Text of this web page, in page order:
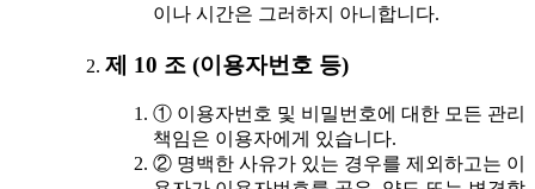
이나 시간은 그러하지 아니합니다.
제 10 조 (이용자번호 등)
① 이용자번호 및 비밀번호에 대한 모든 관리
책임은 이용자에게 있습니다.
② 명백한 사유가 있는 경우를 제외하고는 이